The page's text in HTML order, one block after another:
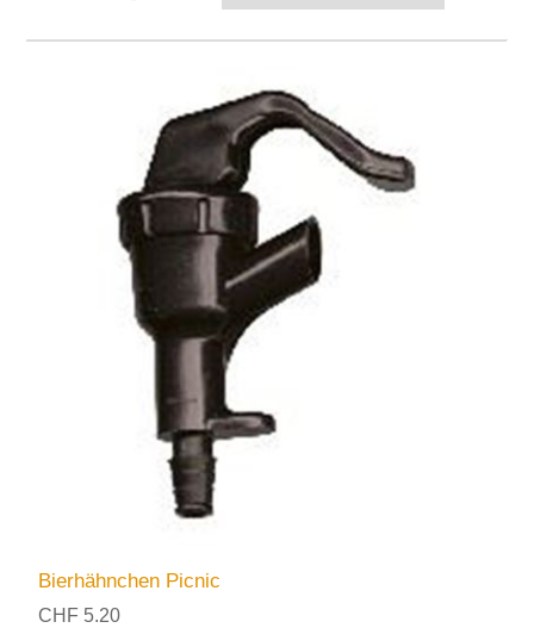
Bierhähnchen Picnic
CHF 5.20